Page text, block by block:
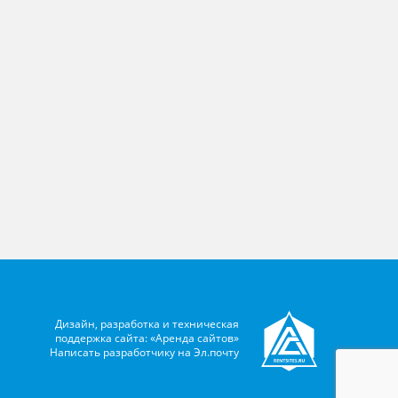
Дизайн, разработка и техническая
поддержка сайта: «Аренда сайтов»
Написать разработчику наЭл.почту